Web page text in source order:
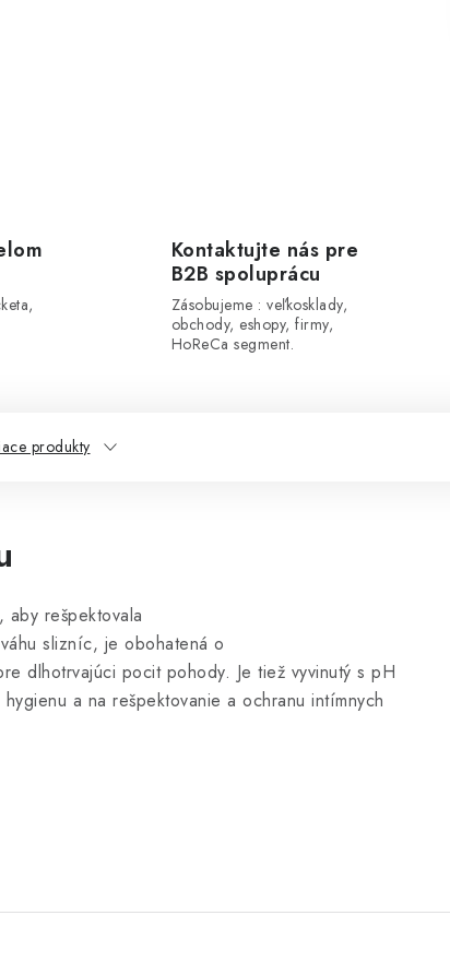
Kontaktujte nás pre
B2B spoluprácu
Zásobujeme : veľkosklady,
obchody, eshopy, firmy,
HoReCa segment.
produkty
aby rešpektovala
slizníc, je obohatená o
dlhotrvajúci pocit pohody. Je tiež vyvinutý s pH
a na rešpektovanie a ochranu intímnych